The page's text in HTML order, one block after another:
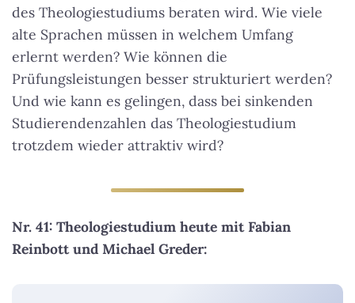
des Theologiestudiums beraten wird. Wie viele
alte Sprachen müssen in welchem Umfang
erlernt werden? Wie können die
Prüfungsleistungen besser strukturiert werden?
Und wie kann es gelingen, dass bei sinkenden
Studierendenzahlen das Theologiestudium
trotzdem wieder attraktiv wird?
Nr. 41: Theologiestudium heute mit Fabian
Reinbott und Michael Greder: